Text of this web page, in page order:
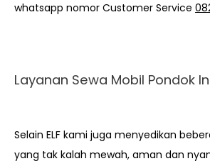
whatsapp nomor Customer Service
Layanan Sewa Mobil Pondok
Selain ELF kami juga menyedikan
yang tak kalah mewah, aman dan